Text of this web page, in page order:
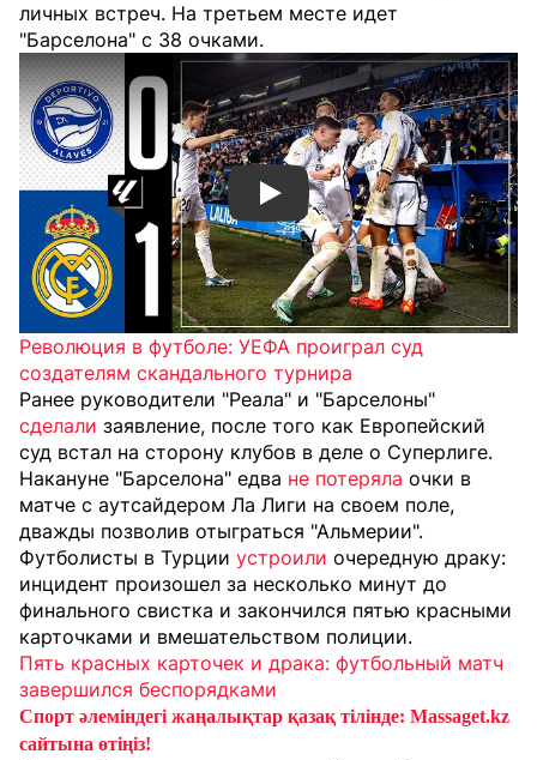
личных встреч. На третьем месте идет
"Барселона" с 38 очками.
Смотреть видео YouTube
Революция в футболе: УЕФА проиграл суд
создателям скандального турнира
Ранее руководители "Реала" и "Барселоны"
сделали заявление, после того как Европейский
суд встал на сторону клубов в деле о Суперлиге.
Накануне "Барселона" едва не потеряла очки в
матче с аутсайдером Ла Лиги на своем поле,
дважды позволив отыграться "Альмерии".
Футболисты в Турции устроили очередную драку:
инцидент произошел за несколько минут до
финального свистка и закончился пятью красными
карточками и вмешательством полиции.
Пять красных карточек и драка: футбольный матч
завершился беспорядками
Спорт әлеміндегі жаңалықтар қазақ тілінде: Massaget.kz
сайтына өтіңіз!